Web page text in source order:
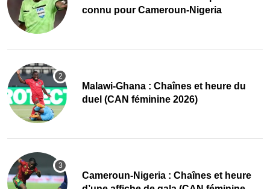
connu pour Cameroun-Nigeria
Malawi-Ghana : Chaînes et heure du
duel (CAN féminine 2026)
Cameroun-Nigeria : Chaînes et heure